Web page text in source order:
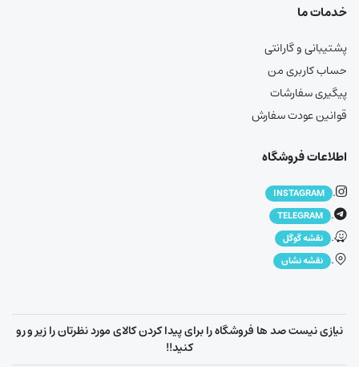
خدمات ما
پشتیبانی و گارانتی
حساب کاربری من
پیگیری سفارشات
قوانین عودت سفارش
اطلاعات فروشگاه
.
INSTAGRAM
.
TELEGRAM
. نقشه گوگل
. نقشه نشان
نیازی نیست صد ها فروشگاه را برای پیدا کردن کالای مورد نظرتان را زیر و رو
کنید!!